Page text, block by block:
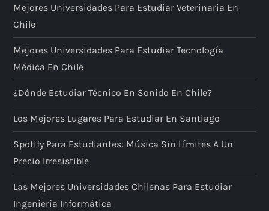
i
ó
n
d
e
e
n
Mejores Universidades Para Estudiar Veterinaria En
Chile
Mejores Universidades Para Estudiar Tecnología
Médica En Chile
¿Dónde Estudiar Técnico En Sonido En Chile?
Los Mejores Lugares Para Estudiar En Santiago
Spotify Para Estudiantes: Música Sin Límites A Un
Precio Irresistible
Las Mejores Universidades Chilenas Para Estudiar
Ingeniería Informática